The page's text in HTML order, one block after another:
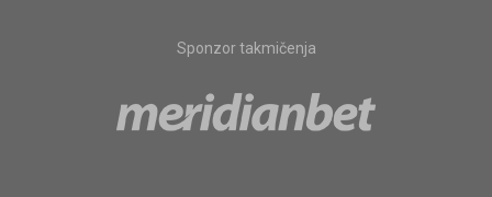
Sponzor takmičenja